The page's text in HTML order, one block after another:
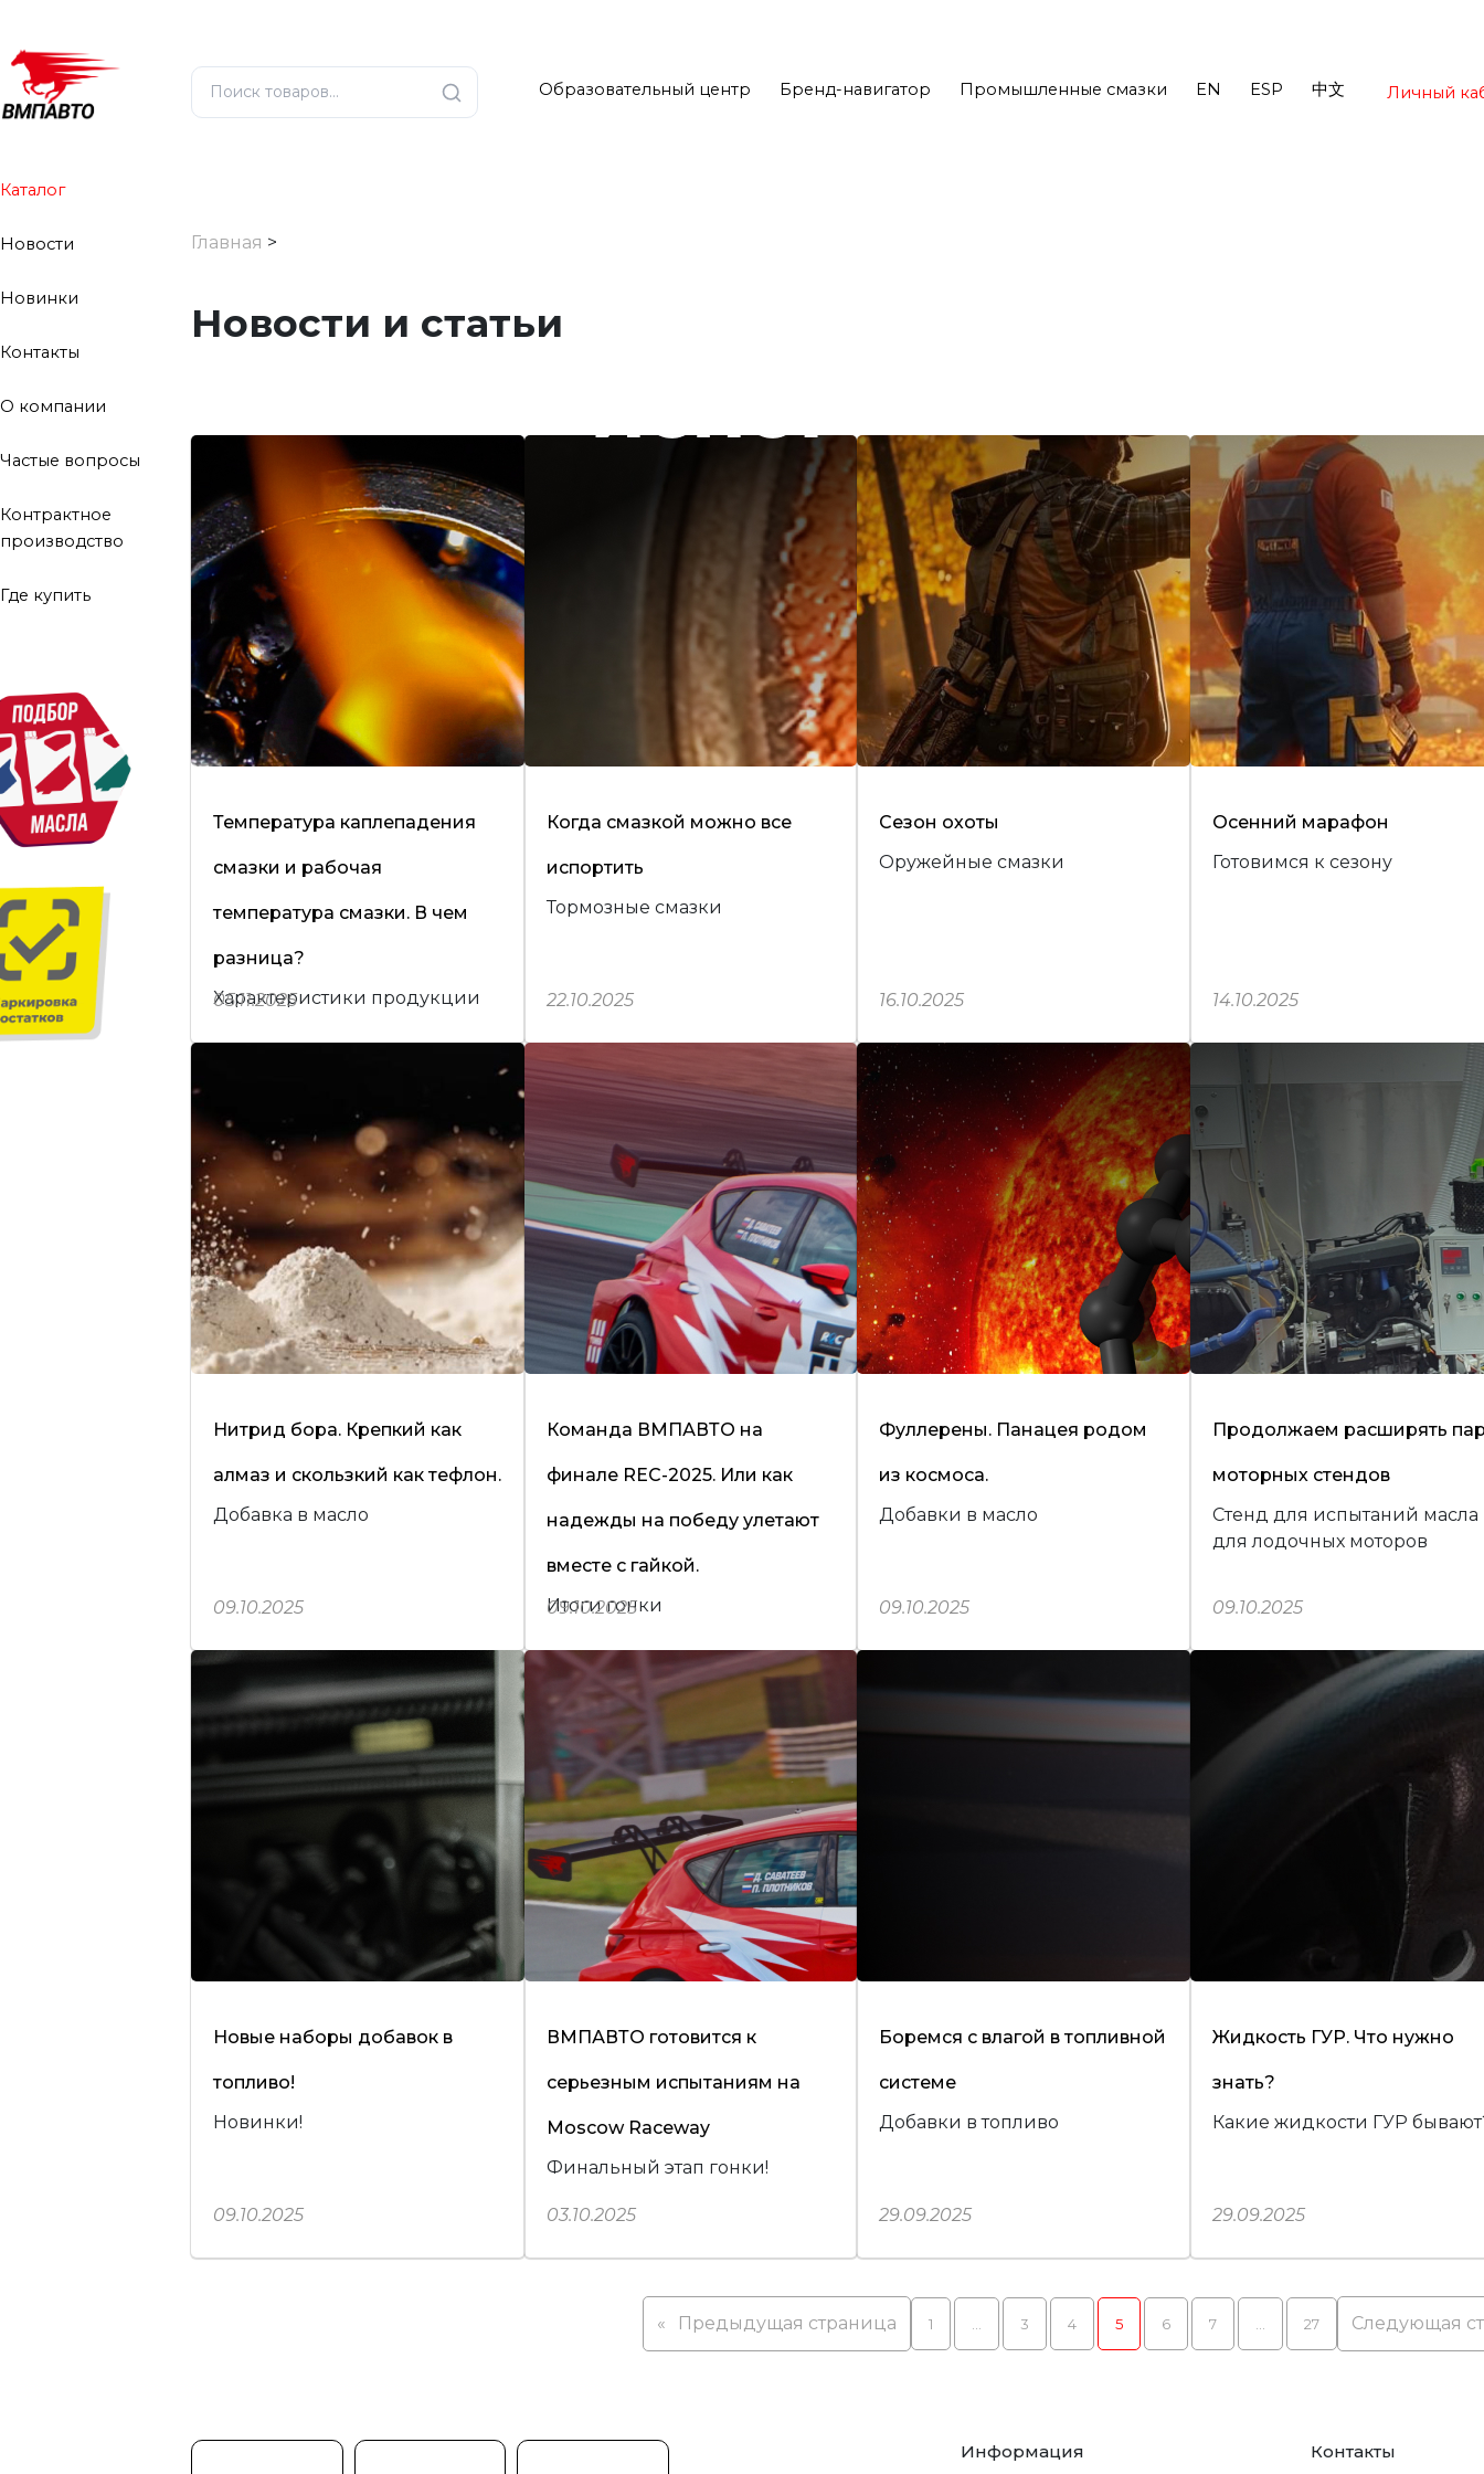
Каталог
Новости
Новинки
Контакты
О компании
Частые вопросы
Контрактное
производство
Где купить
Образовательный центр Бренд-навигатор Промышленные смазки EN ESP 中文 Личный
Главная >
Новости и статьи
Температура каплепадения
смазки и рабочая
температура смазки. В чем
разница?
Характеристики продукции
05.11.2025
Когда смазкой можно все
испортить
Тормозные смазки
22.10.2025
Сезон охоты
Оружейные смазки
16.10.2025
Осенний марафон
Готовимся к сезону
14.10.2025
Нитрид бора. Крепкий как
алмаз и скользкий как тефлон.
Добавка в масло
09.10.2025
Команда ВМПАВТО на
финале REC-2025. Или как
надежды на победу улетают
вместе с гайкой.
Итоги гонки
09.10.2025
Фуллерены. Панацея родом
из космоса.
Добавки в масло
09.10.2025
Продолжаем расширять
моторных стендов
Стенд для испытаний масла
для лодочных моторов
09.10.2025
Новые наборы добавок в
топливо!
Новинки!
09.10.2025
ВМПАВТО готовится к
серьезным испытаниям на
Moscow Raceway
Финальный этап гонки!
03.10.2025
Боремся с влагой в топливной
системе
Добавки в топливо
29.09.2025
Жидкость ГУР. Что нужно
знать?
Какие жидкости ГУР
29.09.2025
« Предыдущая страница 1 3 4 5 6 7 27 Следующая
Информация Контакты